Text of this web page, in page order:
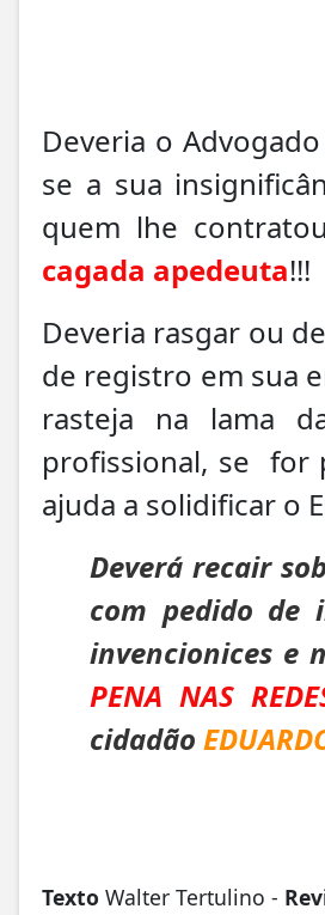
Deveria o
se a sua
quem lhe
cagada apedeuta!!!
Deveria rasgar ou
de registro em sua
rasteja na lama
profissional, se for
ajuda a solidificar o
Deverá recair
com pedido de
invencionices e
PENA NAS
cidadão
Texto Walter Tertulino -